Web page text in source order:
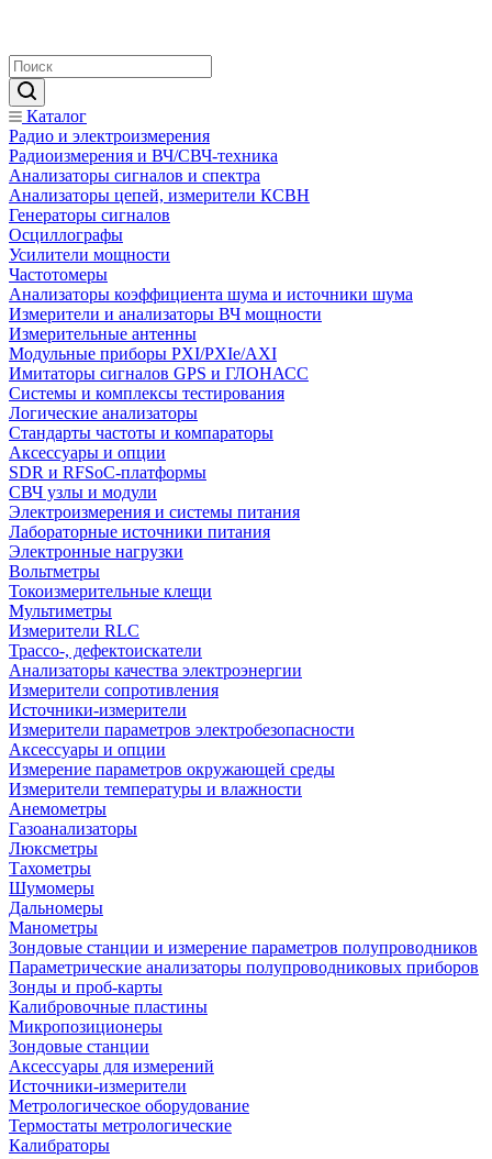
Каталог
Радио и электроизмерения
Радиоизмерения и ВЧ/СВЧ-техника
Анализаторы сигналов и спектра
Анализаторы цепей, измерители КСВН
Генераторы сигналов
Осциллографы
Усилители мощности
Частотомеры
Анализаторы коэффициента шума и источники шума
Измерители и анализаторы ВЧ мощности
Измерительные антенны
Модульные приборы PXI/PXIe/AXI
Имитаторы сигналов GPS и ГЛОНАСС
Системы и комплексы тестирования
Логические анализаторы
Стандарты частоты и компараторы
Аксессуары и опции
SDR и RFSoC‑платформы
СВЧ узлы и модули
Электроизмерения и системы питания
Лабораторные источники питания
Электронные нагрузки
Вольтметры
Токоизмерительные клещи
Мультиметры
Измерители RLC
Трассо-, дефектоискатели
Анализаторы качества электроэнергии
Измерители сопротивления
Источники-измерители
Измерители параметров электробезопасности
Аксессуары и опции
Измерение параметров окружающей среды
Измерители температуры и влажности
Анемометры
Газоанализаторы
Люксметры
Тахометры
Шумомеры
Дальномеры
Манометры
Зондовые станции и измерение параметров полупроводников
Параметрические анализаторы полупроводниковых приборов
Зонды и проб-карты
Калибровочные пластины
Микропозиционеры
Зондовые станции
Аксессуары для измерений
Источники-измерители
Метрологическое оборудование
Термостаты метрологические
Калибраторы